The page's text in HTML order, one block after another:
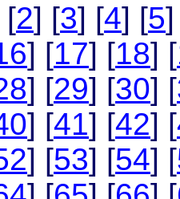
[2] [3] [4] [5
] [17] [18] [
] [29] [30] [
] [41] [42] [
] [53] [54] [